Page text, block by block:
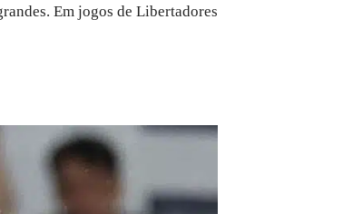
Em jogos de Libertadores